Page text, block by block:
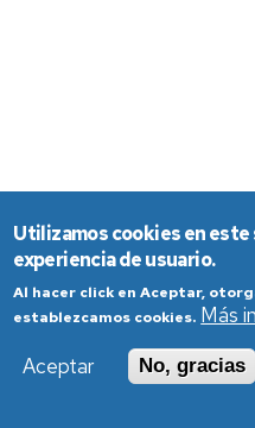
Utilizamos cookies en este
experiencia de usuario.
Al hacer click en Aceptar,
establezcamos cookies. Más
Aceptar
No, gracias